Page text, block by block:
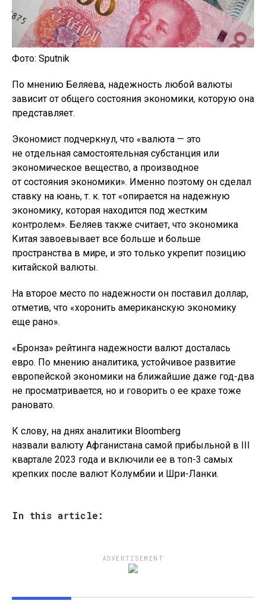
Фото: Sputnik
По мнению Беляева, надежность любой валюты
зависит от общего состояния экономики, которую она
представляет.
Экономист подчеркнул, что «валюта — это
не отдельная самостоятельная субстанция или
экономическое вещество, а производное
от состояния экономики». Именно поэтому он сделал
ставку на юань, т. к. тот «опирается на надежную
экономику, которая находится под жестким
контролем». Беляев также считает, что экономика
Китая завоевывает все больше и больше
пространства в мире, и это только укрепит позицию
китайской валюты.
На второе место по надежности он поставил доллар,
отметив, что «хоронить американскую экономику
еще рано».
«Бронза» рейтинга надежности валют досталась
евро. По мнению аналитика, устойчивое развитие
европейской экономики на ближайшие даже год-два
не просматривается, но и говорить о ее крахе тоже
рановато.
К слову, на днях аналитики Bloomberg
назвали валюту Афганистана самой прибыльной в III
квартале 2023 года и включили ее в топ-3 самых
крепких после валют Колумбии и Шри-Ланки.
In this article:
ADVERTISEMENT